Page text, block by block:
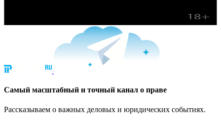
Cамый масштабный и точный канал о праве
Рассказываем о важных деловых и юридических событиях.